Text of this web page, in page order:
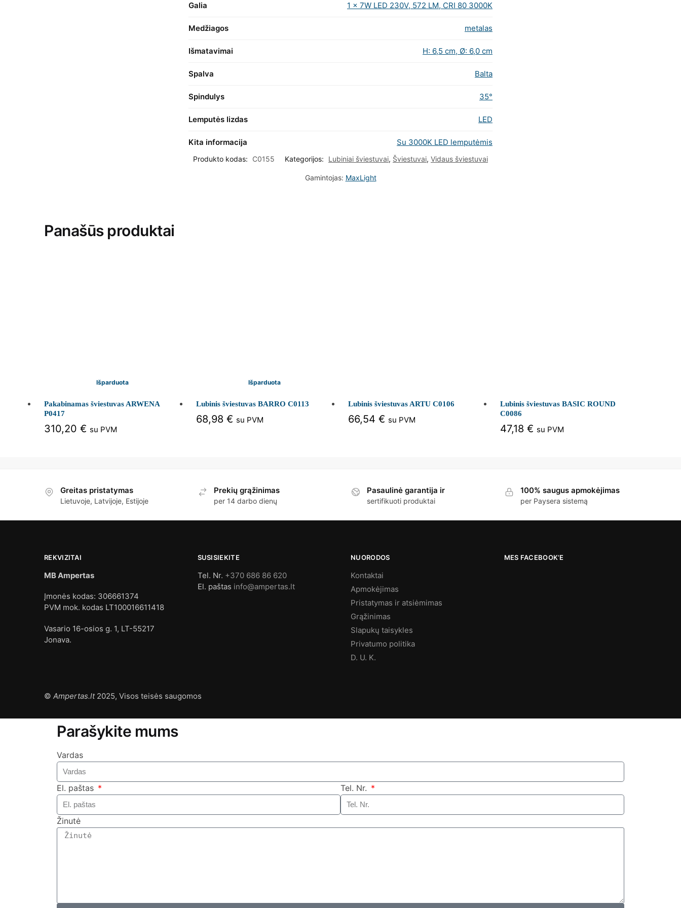
Galia 1 x 7W LED 230V, 572 LM, CRI 80 3000K
Medžiagos metalas
Išmatavimai H: 6,5 cm, Ø: 6,0 cm
Spalva Balta
Spindulys 35°
Lemputės lizdas LED
Kita informacija Su 3000K LED lemputėmis
Produkto kodas: C0155 Kategorijos: Lubiniai šviestuvai, Šviestuvai, Vidaus šviestuvai
Gamintojas: MaxLight
Panašūs produktai
Išparduota
Pakabinamas šviestuvas ARWENA
P0417
310,20€ su PVM
Išparduota
Lubinis šviestuvas BARRO C0113
68,98 € su PVM
Lubinis šviestuvas ARTU C0106
66,54 € su PVM
Lubinis šviestuvas BASIC ROUND
C0086
47,18 € su PVM
Greitas pristatymas
Lietuvoje, Latvijoje, Estijoje
Prekių grąžinimas
per 14 darbo dienų
Pasaulinė garantija ir
sertifikuoti produktai
100% saugus apmokėjimas
per Paysera sistemą
REKVIZITAI
MB Ampertas
Įmonės kodas: 306661374
PVM mok. kodas LT100016611418
Vasario 16-osios g. 1, LT-55217
Jonava.
SUSISIEKITE
Tel. Nr. +370 686 86 620
El. paštas info@ampertas.lt
NUORODOS
Kontaktai
Apmokėjimas
Pristatymas ir atsiėmimas
Grąžinimas
Slapukų taisykles
Privatumo politika
D. U. K.
MES FACEBOOK’E
© Ampertas.lt2025, Visos teisės saugomos
Parašykite mums
Vardas
El. paštas Tel. Nr.
Žinutė